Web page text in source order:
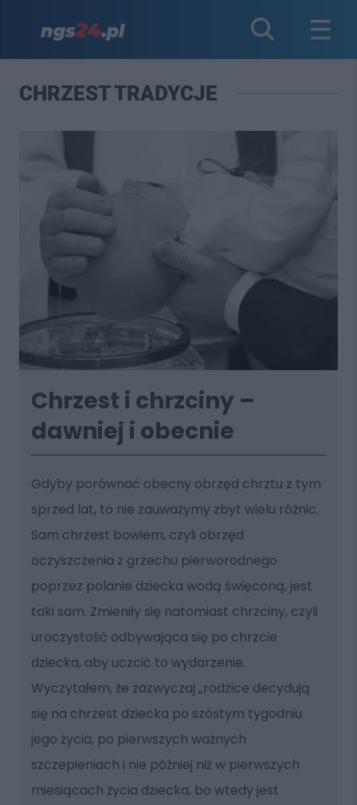
CHRZEST TRADYCJE
Chrzest i chrzciny –
dawniej i obecnie
Gdyby porównać obecny obrzęd chrztu z tym
sprzed lat, to nie zauważymy zbyt wielu różnic.
Sam chrzest bowiem, czyli obrzęd
oczyszczenia z grzechu pierworodnego
poprzez polanie dziecka wodą święconą, jest
taki sam. Zmieniły się natomiast chrzciny, czyli
uroczystość odbywająca się po chrzcie
dziecka, aby uczcić to wydarzenie.
Wyczytałem, że zazwyczaj „rodzice decydują
się na chrzest dziecka po szóstym tygodniu
jego życia, po pierwszych ważnych
szczepieniach i nie później niż w pierwszych
miesiącach życia dziecka, bo wtedy jest